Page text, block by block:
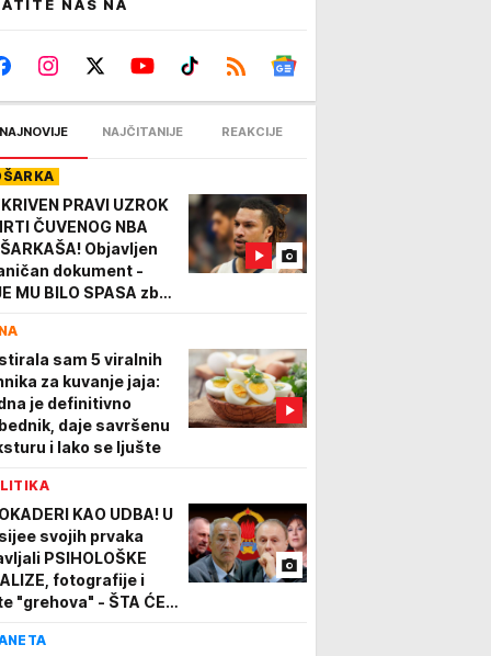
NAS NA
NAJNOVIJE NAJČITANIJE REAKCIJE
PRAVI UZROK
ČUVENOG NBA
Objavljen
dokument -
MU BILO SPASA zbog
sam 5 viralnih
za kuvanje jaja:
je definitivno
daje savršenu
i lako se ljušte
KAO UDBA! U
svojih prvaka
PSIHOLOŠKE
fotografije i
"grehova" - ŠTA ĆE
VLASTI